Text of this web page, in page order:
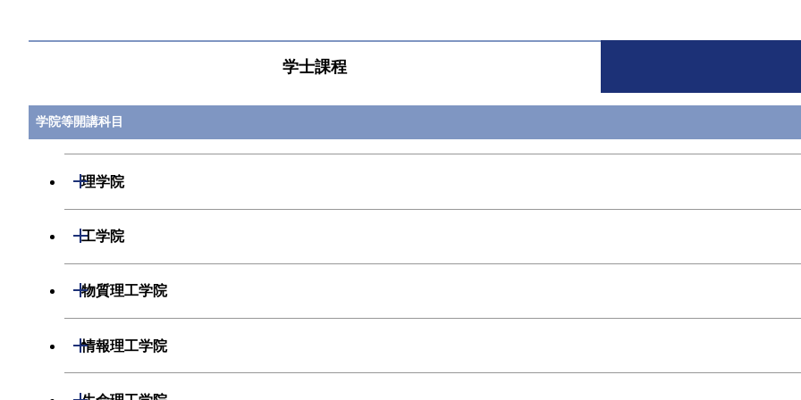
学士課程
学院等開講科目
理学院
開閉
物理学コース
化学系
開閉
工学院
開閉
機械系
開閉
エネルギーコース
システム制御コース
電気電子系
開閉
物質理工学院
開閉
材料系
開閉
情報理工学院
開閉
数理・計算科学系
開閉
開閉